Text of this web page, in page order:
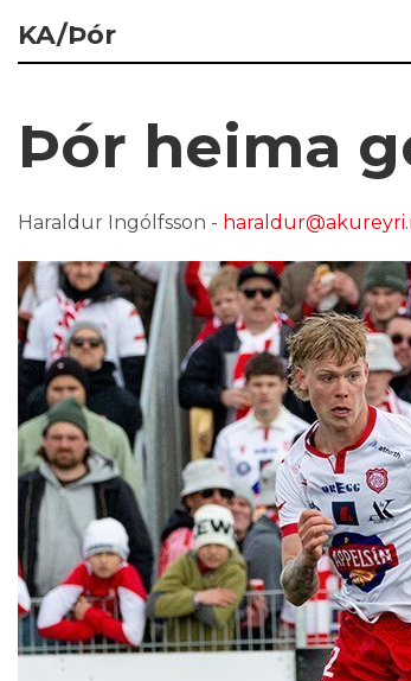
KA/Þór
Þór heima
Haraldur Ingólfsson -